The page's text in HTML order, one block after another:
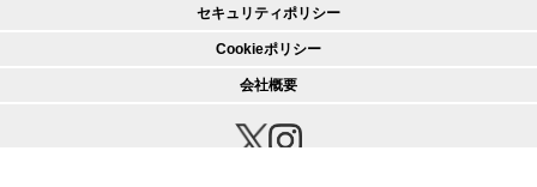
セキュリティポリシー
Cookieポリシー
会社概要